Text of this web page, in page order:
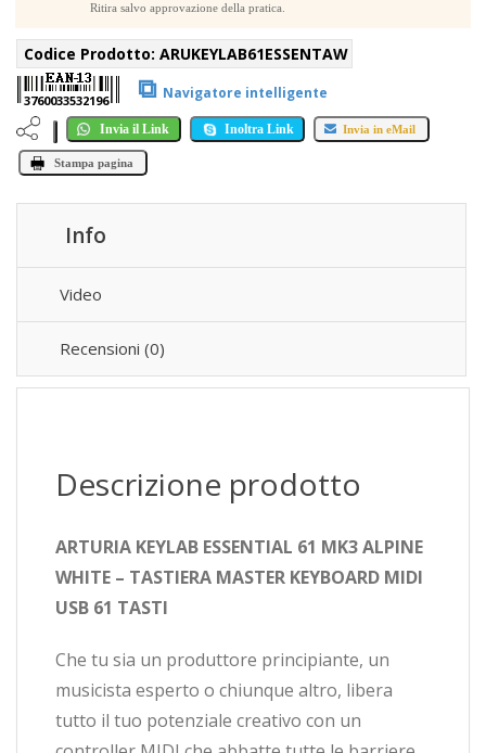
Ritira salvo approvazione della pratica.
Codice Prodotto: ARUKEYLAB61ESSENTAW
3760033532196 ⧉ Navigatore intelligente
Invia il Link Inoltra Link Invia in eMail
Stampa pagina
Info
Video
Recensioni (0)
Descrizione prodotto
ARTURIA KEYLAB ESSENTIAL 61 MK3 ALPINE
WHITE – TASTIERA MASTER KEYBOARD MIDI
USB 61 TASTI
Che tu sia un produttore principiante, un
musicista esperto o chiunque altro, libera
tutto il tuo potenziale creativo con un